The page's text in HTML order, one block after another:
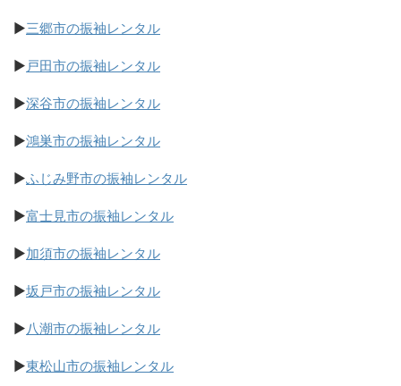
▶三郷市の振袖レンタル
▶戸田市の振袖レンタル
▶深谷市の振袖レンタル
▶鴻巣市の振袖レンタル
▶ふじみ野市の振袖レンタル
▶富士見市の振袖レンタル
▶加須市の振袖レンタル
▶坂戸市の振袖レンタル
▶八潮市の振袖レンタル
▶東松山市の振袖レンタル